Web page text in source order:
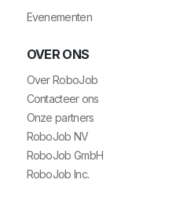
Evenementen
OVER ONS
Over RoboJob
Contacteer ons
Onze partners
RoboJob NV
RoboJob GmbH
RoboJob Inc.